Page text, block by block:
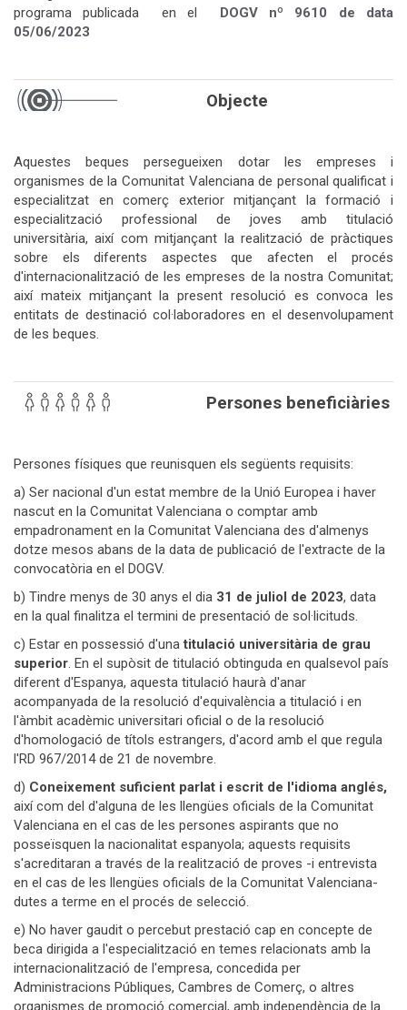
programa publicada en el
DOGV nº 9610 de data
05/06/2023
Objecte
Aquestes beques persegueixen dotar les empreses i
organismes de la Comunitat Valenciana de personal qualificat i
especialitzat en comerç exterior mitjançant la formació i
especialització professional de joves amb titulació
universitària, així com mitjançant la realització de pràctiques
sobre els diferents aspectes que afecten el procés
d'internacionalització de les empreses de la nostra Comunitat;
així mateix mitjançant la present resolució es convoca les
entitats de destinació col·laboradores en el desenvolupament
de les beques.
Persones beneficiàries
Persones físiques que reunisquen els següents requisits:
a) Ser nacional d'un estat membre de la Unió Europea i haver
nascut en la Comunitat Valenciana o comptar amb
empadronament en la Comunitat Valenciana des d'almenys
dotze mesos abans de la data de publicació de l'extracte de la
convocatòria en el DOGV.
b) Tindre menys de 30 anys el dia 31 de juliol de 2023, data
en la qual finalitza el termini de presentació de sol·licituds.
c) Estar en possessió d'unatitulació universitària de grau
superior. En el supòsit de titulació obtinguda en qualsevol país
diferent d'Espanya, aquesta titulació haurà d'anar
acompanyada de la resolució d'equivalència a titulació i en
l'àmbit acadèmic universitari oficial o de la resolució
d'homologació de títols estrangers, d'acord amb el que regula
l'RD 967/2014 de 21 de novembre.
d) Coneixement suficient parlat i escrit de l'idioma anglés,
així com del d'alguna de les llengües oficials de la Comunitat
Valenciana en el cas de les persones aspirants que no
posseïsquen la nacionalitat espanyola; aquests requisits
s'acreditaran a través de la realització de proves -i entrevista
en el cas de les llengües oficials de la Comunitat Valenciana-
dutes a terme en el procés de selecció.
e) No haver gaudit o percebut prestació cap en concepte de
beca dirigida a l'especialització en temes relacionats amb la
internacionalització de l'empresa, concedida per
Administracions Públiques, Cambres de Comerç, o altres
organismes de promoció comercial, amb independència de la